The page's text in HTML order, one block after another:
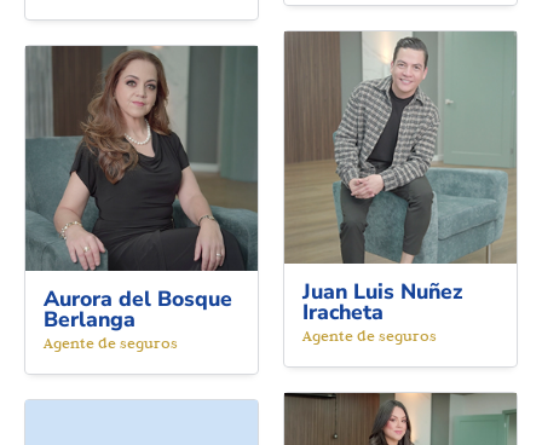
Juan Luis Nuñez
Iracheta
Agente de seguros
Aurora del Bosque
Berlanga
Agente de seguros